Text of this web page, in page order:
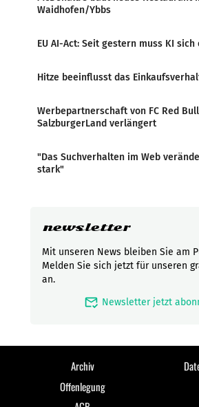
Waidhofen/Ybbs
EU AI-Act: Seit gestern muss KI sich
Hitze beeinflusst das
Werbepartnerschaft von FC Red
SalzburgerLand verlängert
"Das Suchverhalten im Web
stark"
newsletter
Mit unseren News bleiben Sie am
Melden Sie sich jetzt für unseren
an.
mark_email_read Newsletter jetzt
Archiv
Offenlegung